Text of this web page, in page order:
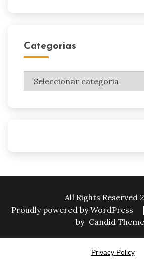
Categorias
Categorias
All Rights Reserved
Proudly powered by WordPress
|
by Candid
Privacy Policy